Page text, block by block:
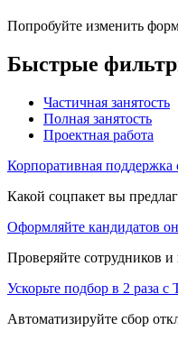
Попробуйте изменить
Быстрые
Частичная занятость
Полная занятость
Проектная работа
Корпоративная поддержка
Какой соцпакет вы
Оформляйте кандидатов
Проверяйте сотрудников
Ускорьте подбор в 2 раза с
Автоматизируйте сбор